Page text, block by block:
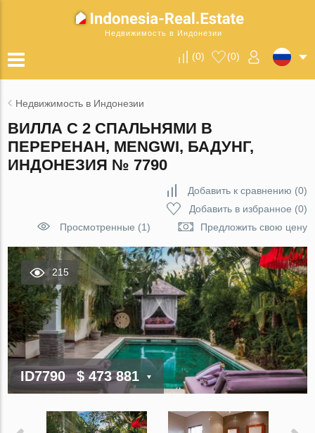
Недвижимость в Индонезии
(0) (0)
Недвижимость в Индонезии
ВИЛЛА С 2 СПАЛЬНЯМИ В
ПЕРЕРЕНАН, MENGWI, БАДУНГ,
ИНДОНЕЗИЯ № 7790
Добавить к сравнению (0)
Добавить в избранное (0)
Просмотренные (1)
Предложить свою цену
215
ID7790 $ 473 881